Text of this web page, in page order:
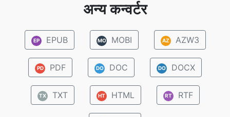
अन्य कन्वर्टर
EP EPUB MO MOBI AZ AZW3
PD PDF DO DOC DO DOCX
TX TXT HT HTML RT RTF